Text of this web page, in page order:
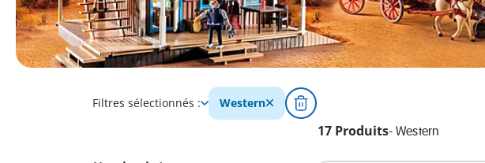
Filtres sélectionnés : Western
17 Produits- Western